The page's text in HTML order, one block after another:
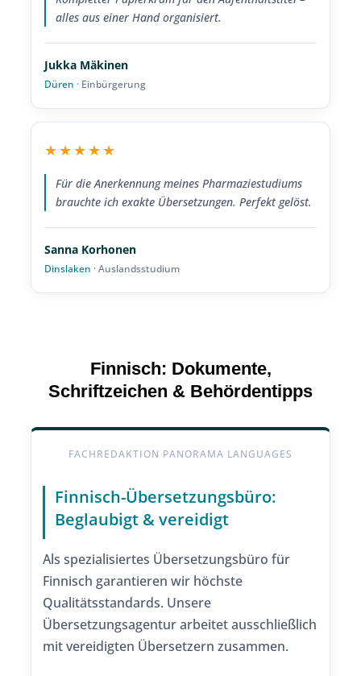
alles aus einer Hand organisiert.
Jukka Mäkinen
Düren · Einbürgerung
★★★★★
Für die Anerkennung meines Pharmaziestudiums
brauchte ich exakte Übersetzungen. Perfekt gelöst.
Sanna Korhonen
Dinslaken · Auslandsstudium
Finnisch: Dokumente,
Schriftzeichen & Behördentipps
FACHREDAKTION PANORAMA LANGUAGES
Finnisch-Übersetzungsbüro:
Beglaubigt & vereidigt
Als spezialisiertes Übersetzungsbüro für
Finnisch garantieren wir höchste
Qualitätsstandards. Unsere
Übersetzungsagentur arbeitet ausschließlich
mit vereidigten Übersetzern zusammen.